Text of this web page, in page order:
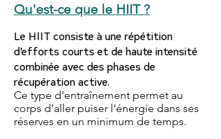
Qu'est-ce que le HIIT ?
Le HIIT consiste à une répétition
d’efforts courts et de haute intensité
combinée avec des phases de
récupération active.
Ce type d'entraînement permet au
corps d’aller puiser l’énergie dans ses
réserves en un minimum de temps.